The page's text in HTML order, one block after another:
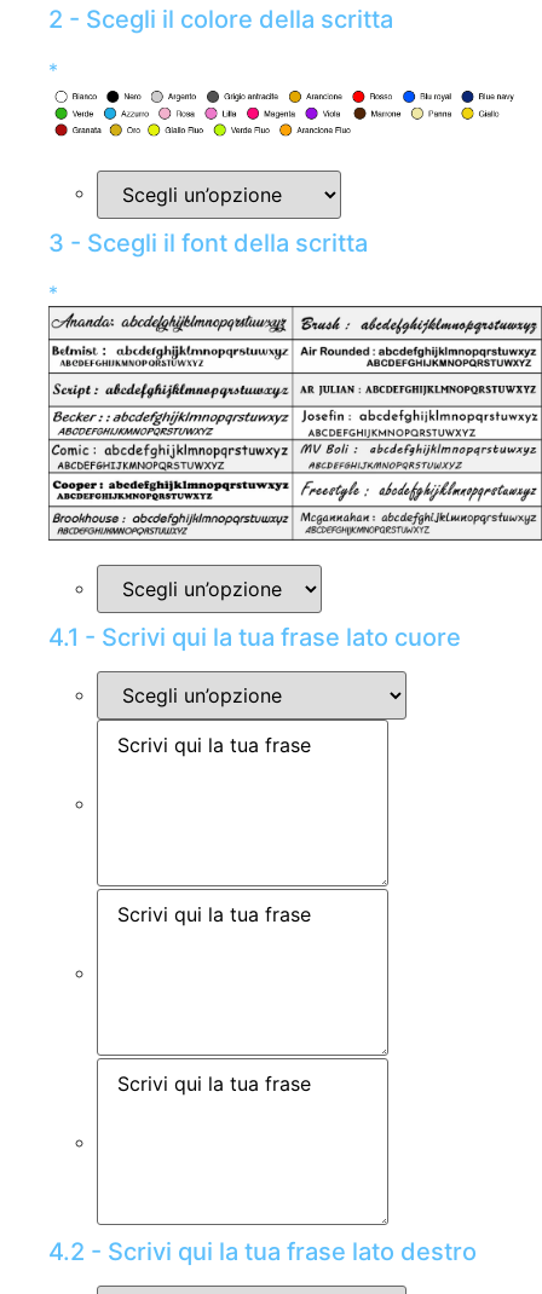
2 - Scegli il colore della scritta
*
3 - Scegli il font della scritta
*
4.1 - Scrivi qui la tua frase lato cuore
4.2 - Scrivi qui la tua frase lato destro